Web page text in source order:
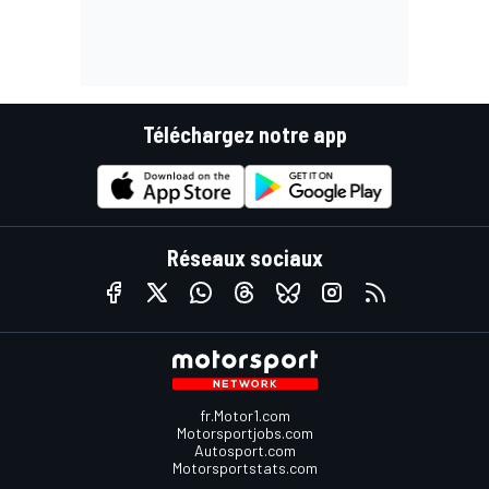
Téléchargez notre app
Réseaux sociaux
fr.Motor1.com
Motorsportjobs.com
Autosport.com
Motorsportstats.com